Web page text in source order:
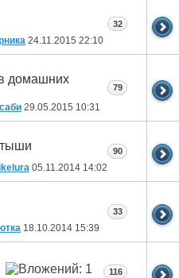
24.11.2015 22:10
32
домашних
29.05.2015 10:31
79
05.11.2014 14:02
90
18.10.2014 15:39
33
116